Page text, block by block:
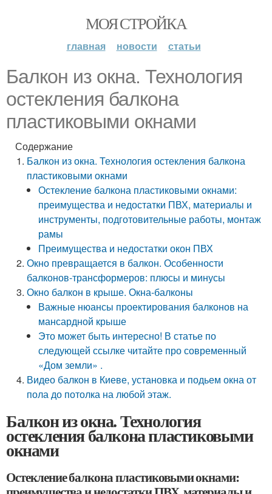
МОЯ СТРОЙКА
главная новости статьи
Балкон из окна. Технология
остекления балкона
пластиковыми окнами
Содержание
Балкон из окна. Технология остекления балкона
пластиковыми окнами
Остекление балкона пластиковыми окнами:
преимущества и недостатки ПВХ, материалы и
инструменты, подготовительные работы, монтаж
рамы
Преимущества и недостатки окон ПВХ
Окно превращается в балкон. Особенности
балконов-трансформеров: плюсы и минусы
Окно балкон в крыше. Окна-балконы
Важные нюансы проектирования балконов на
мансардной крыше
Это может быть интересно! В статье по
следующей ссылке читайте про современный
«Дом земли» .
Видео балкон в Киеве, установка и подьем окна от
пола до потолка на любой этаж.
Балкон из окна. Технология
остекления балкона пластиковыми
окнами
Остекление балкона пластиковыми окнами: